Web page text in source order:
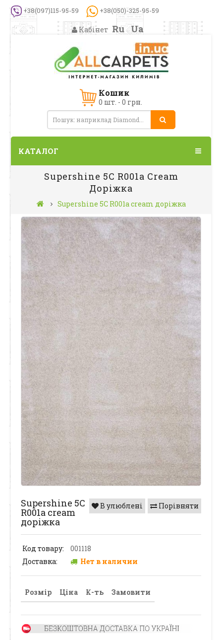
+38(097)115-95-59 +38(050)-325-95-59
Кабінет Ru Ua
Кошик
0 шт. - 0 грн.
КАТАЛОГ
Supershine 5C R001a Cream
Доріжка
Supershine 5C R001a cream доріжка
Порівняти
В улюблені
Supershine 5C
R001a cream
доріжка
Код товару:
001118
Доставка:
Нет в наличии
Розмір Ціна К-ть Замовити